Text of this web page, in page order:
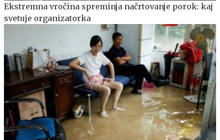
Ekstremna vročina spreminja načrtovanje porok: kaj
svetuje organizatorka